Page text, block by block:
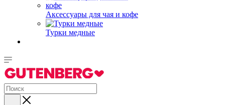
Аксессуары для чая и кофе
Турки медные